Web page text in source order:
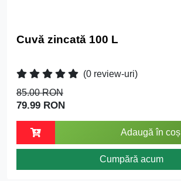
Cuvă zincată 100 L
(0 review-uri)
85.00 RON
79.99 RON
Adaugă în coș
Cumpără acum